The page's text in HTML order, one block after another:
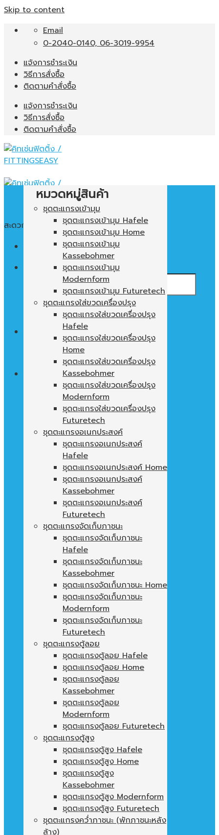
Skip to content
Email
0-2040-0140, 06-3019-9954
แจ้งการชำระเงิน
วิธีการสั่งซื้อ
ติดตามคำสั่งซื้อ
แจ้งการชำระเงิน
วิธีการสั่งซื้อ
ติดตามคำสั่งซื้อ
สะดวก ใช้งานง่าย พื้นที่ในตู้ไม่เปล่าประโยชน์
ไม่มีสินค้าในตะกร้า
ตะกร้าสินค้า
ไม่มีสินค้าในตะกร้า
หมวดหมู่สินค้า
ชุดตะแกรงเข้ามุม
ชุดตะแกรงเข้ามุม Hafele
ชุดตะแกรงเข้ามุม Home
ชุดตะแกรงเข้ามุม
Kassebohmer
ชุดตะแกรงเข้ามุม
Modernform
ชุดตะแกรงเข้ามุม Futuretech
ชุดตะแกรงใส่ขวดเครื่องปรุง
ชุดตะแกรงใส่ขวดเครื่องปรุง
Hafele
ชุดตะแกรงใส่ขวดเครื่องปรุง
Home
ชุดตะแกรงใส่ขวดเครื่องปรุง
Kassebohmer
ชุดตะแกรงใส่ขวดเครื่องปรุง
Modernform
ชุดตะแกรงใส่ขวดเครื่องปรุง
Futuretech
ชุดตะแกรงอเนกประสงค์
ชุดตะแกรงอเนกประสงค์
Hafele
ชุดตะแกรงอเนกประสงค์ Home
ชุดตะแกรงอเนกประสงค์
Kassebohmer
ชุดตะแกรงอเนกประสงค์
Futuretech
ชุดตะแกรงจัดเก็บภาชนะ
ชุดตะแกรงจัดเก็บภาชนะ
Hafele
ชุดตะแกรงจัดเก็บภาชนะ
Kassebohmer
ชุดตะแกรงจัดเก็บภาชนะ Home
ชุดตะแกรงจัดเก็บภาชนะ
Modernform
ชุดตะแกรงจัดเก็บภาชนะ
Futuretech
ชุดตะแกรงตู้ลอย
ชุดตะแกรงตู้ลอย Hafele
ชุดตะแกรงตู้ลอย Home
ชุดตะแกรงตู้ลอย
Kassebohmer
ชุดตะแกรงตู้ลอย
Modernform
ชุดตะแกรงตู้ลอย Futuretech
ชุดตะแกรงตู้สูง
ชุดตะแกรงตู้สูง Hafele
ชุดตะแกรงตู้สูง Home
ชุดตะแกรงตู้สูง
Kassebohmer
ชุดตะแกรงตู้สูง Modernform
ชุดตะแกรงตู้สูง Futuretech
ชุดตะแกรงคว่ำภาชนะ (พักภาชนะหลัง
ล้าง)